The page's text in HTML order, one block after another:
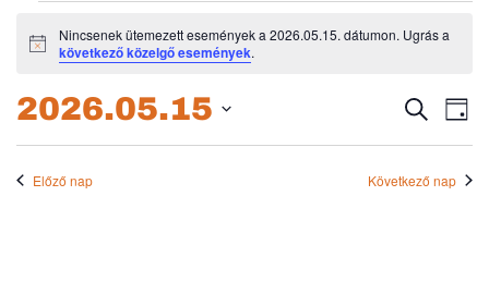
Események
for
2026.05.15.
Notice
Nincsenek ütemezett események a 2026.05.15. dátumon. Ugrás a
következő közelgő események.
és
Keresett
kifejezés
Nap
2026.05.15
Előző nap
Következő nap